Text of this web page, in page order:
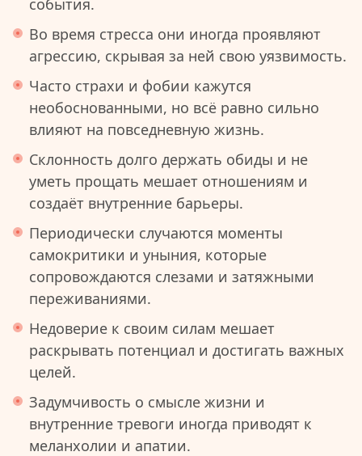
события.
Во время стресса они иногда проявляют
агрессию, скрывая за ней свою уязвимость.
Часто страхи и фобии кажутся
необоснованными, но всё равно сильно
влияют на повседневную жизнь.
Склонность долго держать обиды и не
уметь прощать мешает отношениям и
создаёт внутренние барьеры.
Периодически случаются моменты
самокритики и уныния, которые
сопровождаются слезами и затяжными
переживаниями.
Недоверие к своим силам мешает
раскрывать потенциал и достигать важных
целей.
Задумчивость о смысле жизни и
внутренние тревоги иногда приводят к
меланхолии и апатии.